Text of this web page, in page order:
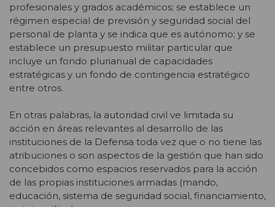
profesionales y grados académicos; se establece un
régimen especial de previsión y seguridad social del
personal de planta y se indica que es autónomo; y se
establece un presupuesto militar particular que
incluye un fondo plurianual de capacidades
estratégicas y un fondo de contingencia estratégico
entre otros.
En otras palabras, la autoridad civil ve limitada su
acción en áreas relevantes al desarrollo de las
instituciones de la Defensa toda vez que o no tiene las
atribuciones o son aspectos de la gestión que han sido
concebidos como espacios reservados para la acción
de las propias instituciones armadas (mando,
educación, sistema de seguridad social, financiamiento,